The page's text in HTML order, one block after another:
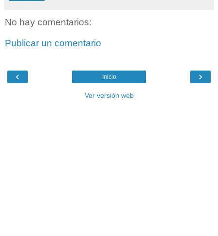
No hay comentarios:
Publicar un comentario
‹ ›
Inicio
Ver versión web